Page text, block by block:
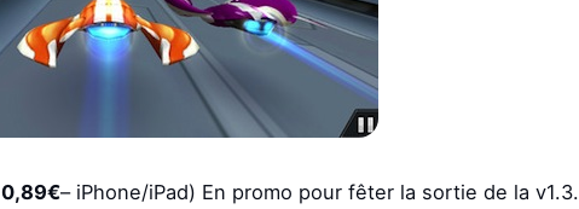
0,89€– iPhone/iPad) En promo pour fêter la sortie de la v1.3.